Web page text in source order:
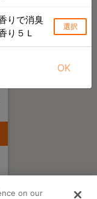
りで消臭
り５Ｌ
選択
OK
on our